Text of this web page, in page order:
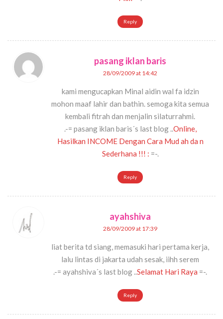
Reply
pasang iklan baris
28/09/2009 at 14:42
kami mengucapkan Minal aidin wal fa idzin
mohon maaf lahir dan bathin. semoga kita semua
kembali fitrah dan menjalin silaturrahmi.
.-= pasang iklan baris´s last blog ..Online,
Hasilkan INCOME Dengan Cara Mud ah da n
Sederhana !!! : =-.
Reply
ayahshiva
28/09/2009 at 17:39
liat berita td siang, memasuki hari pertama kerja,
lalu lintas di jakarta udah sesak, iihh serem
.-= ayahshiva´s last blog ..Selamat Hari Raya =-.
Reply